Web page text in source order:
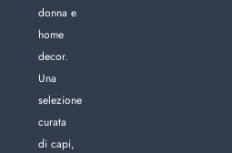
donna e
home
decor.
Una
selezione
curata
di capi,